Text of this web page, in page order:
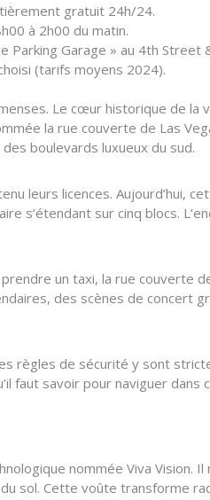
gratuit 24h/24.
à 2h00 du matin.
Garage » au 4th Street
(tarifs moyens 2024).
Le cœur historique de la
la rue couverte de Las
boulevards luxueux du sud.
leurs licences. Aujourd’hui,
s’étendant sur cinq blocs.
un taxi, la rue couverte
des scènes de concert
règles de sécurité y sont
faut savoir pour naviguer
nommée Viva Vision. Il
sol. Cette voûte transforme